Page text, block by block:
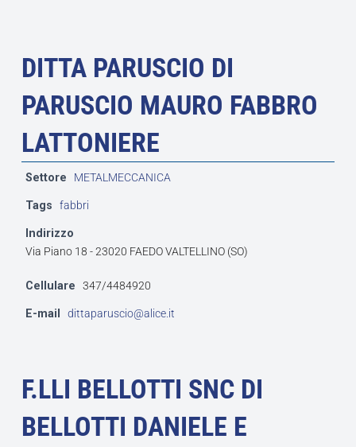
DITTA PARUSCIO DI
PARUSCIO MAURO FABBRO
LATTONIERE
Settore METALMECCANICA
Tags fabbri
Indirizzo
Via Piano 18 - 23020 FAEDO VALTELLINO (SO)
Cellulare 347/4484920
E-mail dittaparuscio@alice.it
F.LLI BELLOTTI SNC DI
BELLOTTI DANIELE E